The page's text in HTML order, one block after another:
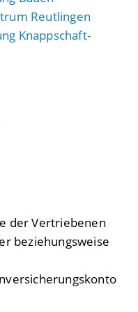
Reutlingen
Knappschaft-
der Vertriebenen
beziehungsweise